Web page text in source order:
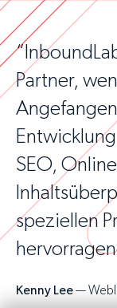
Partner,
SEO,
speziellen
Kenny Lee—